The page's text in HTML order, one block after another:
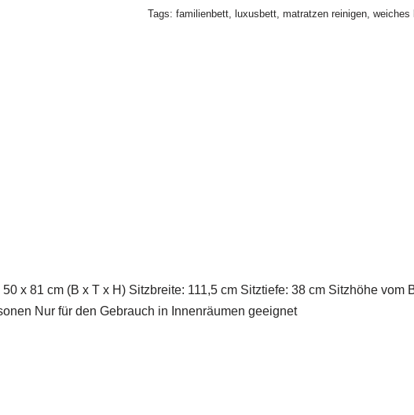
Tags: familienbett, luxusbett, matratzen reinigen, weiches
x 81 cm (B x T x H) Sitzbreite: 111,5 cm Sitztiefe: 38 cm Sitzhöhe vom
Nur für den Gebrauch in Innenräumen geeignet